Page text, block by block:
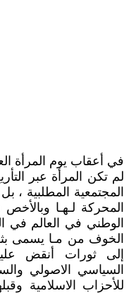
في أعقاب يوم المرأة
لم تكن المرأة عبر
المجتمعية المطلبية ،
المحركة لـهـا
الوطني في العالم
الخوف من مـا يسمى
إلى ثورات أنقض
السياسي الاصولي
للأحزاب الاسلامية